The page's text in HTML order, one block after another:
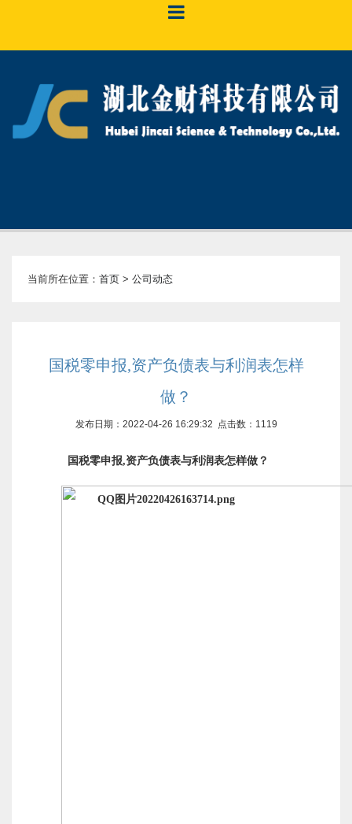
当前所在位置： 首页 > 公司动态
国税零申报,资产负债表与利润表怎样
做？
发布日期：2022-04-26 16:29:32 点击数： 1119
国税零申报,资产负债表与利润表怎样做？